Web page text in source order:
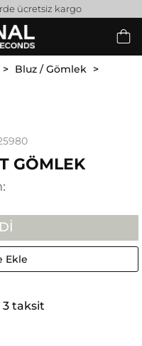
ücretsiz kargo
Bluz / Gömlek
GÖMLEK
Ekle
3 taksit